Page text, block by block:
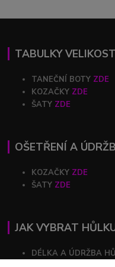
TABULKY
TANEČNÍ BOTY ZDE
KOZAČKY ZDE
ŠATY ZDE
OŠETŘENÍ A
KOZAČKY ZDE
ŠATY ZDE
JAK VYBRAT
DÉLKA A ÚDRŽBA